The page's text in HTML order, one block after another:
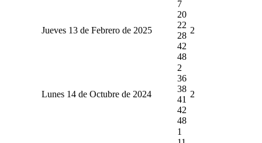
Jueves 13 de Febrero de 2025
7
20
22
28
42
48
2
Lunes 14 de Octubre de 2024
2
36
38
41
42
48
2
1